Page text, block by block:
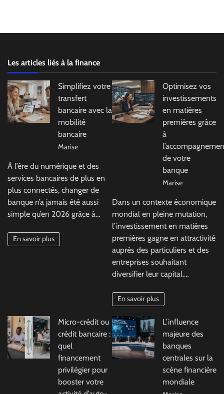
Les articles liés à la finance
Simplifiez votre
transfert
bancaire avec la
mobilité
bancaire
Marise
À l’ère du numérique et des
services bancaires de plus en
plus connectés, changer de
banque n’a jamais été aussi
simple qu’en 2026 grâce à…
En savoir plus
Optimisez vos
investissements
en matières
premières grâce
à
de votre
banque
Marise
Dans un contexte économique
mondial en pleine mutation,
l’investissement en matières
premières gagne en attractivité
auprès des particuliers et des
entreprises souhaitant
diversifier leur capital.…
En savoir plus
Micro-crédit ou
crédit bancaire :
quel
financement
privilégier pour
booster votre
L’influence
majeure des
banques
centrales sur la
scène financière
mondiale